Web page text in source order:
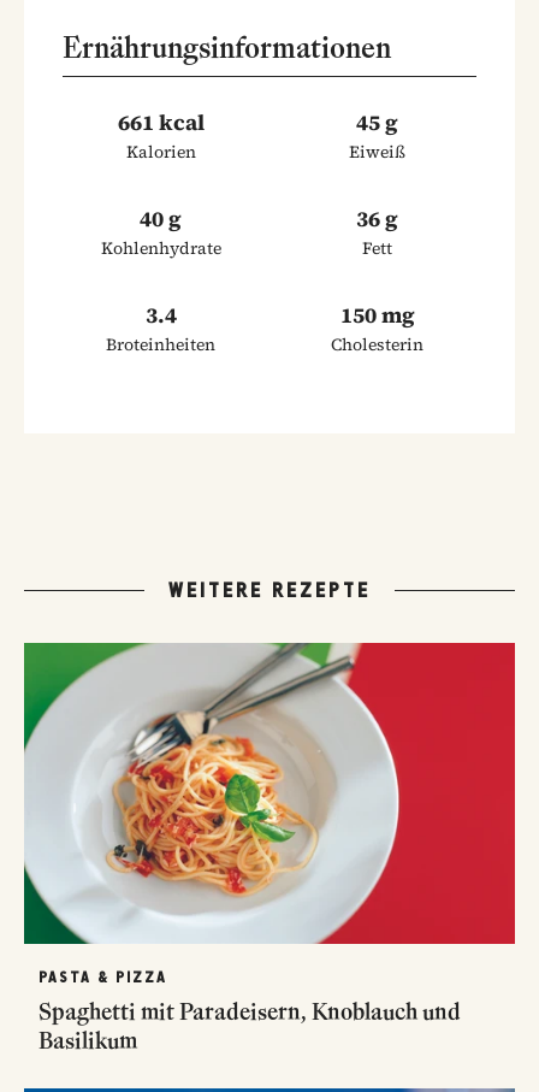
Ernährungsinformationen
661 kcal
Kalorien
45 g
Eiweiß
40 g
Kohlenhydrate
36 g
Fett
3.4
Broteinheiten
150 mg
Cholesterin
WEITERE REZEPTE
PASTA & PIZZA
Spaghetti mit Paradeisern, Knoblauch und
Basilikum